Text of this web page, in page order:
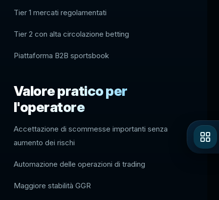
Tier 1 mercati regolamentati
Tier 2 con alta circolazione betting
Piattaforma B2B sportsbook
Valore pratico per
l'operatore
Accettazione di scommesse importanti senza
aumento dei rischi
Automazione delle operazioni di trading
Maggiore stabilità GGR